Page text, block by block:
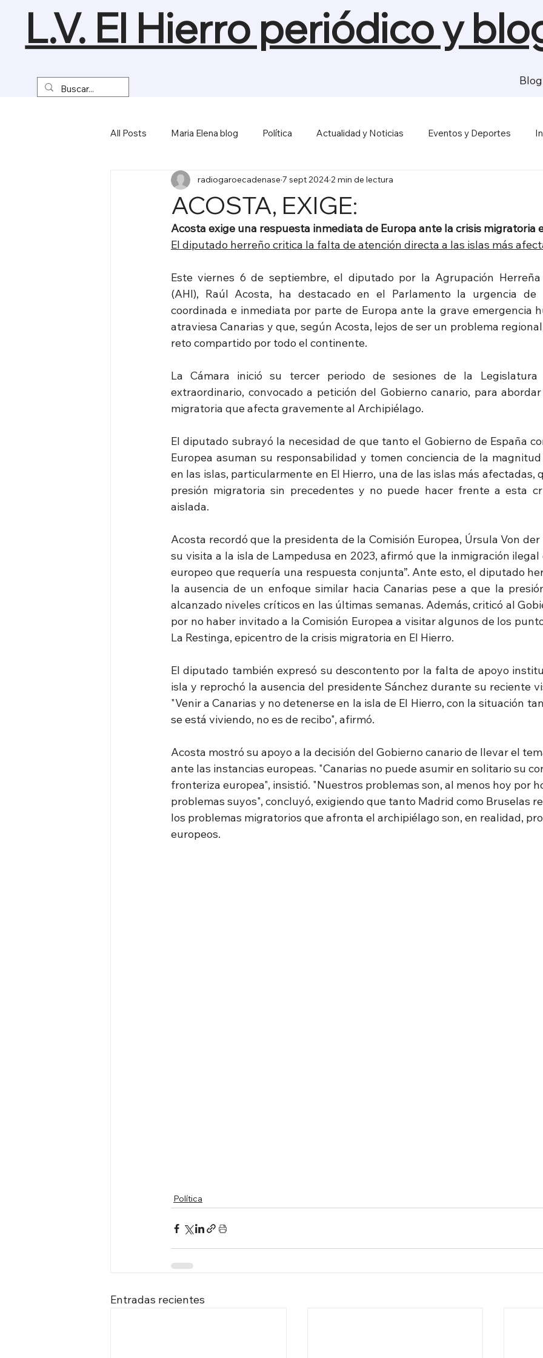
Blog
L.V. El Hierro periódico y
All Posts Maria Elena blog Política Actualidad y Noticias Eventos y Deportes
Turismo y Naturaleza Empresas y Economía Salud y Bienestar
Miscelánea
ACOSTA, EXIGE:
radiogaroecadenase 7 sept 20242 min de lectura
Acosta exige una respuesta inmediata de Europa ante la crisis migratoria
El diputado herreño critica la falta de atención directa a las islas más
Este viernes 6 de septiembre, el diputado por la Agrupación
(AHI), Raúl Acosta, ha destacado en el Parlamento la urgencia de
coordinada e inmediata por parte de Europa ante la grave emergencia
atraviesa Canarias y que, según Acosta, lejos de ser un problema
reto compartido por todo el continente.
La Cámara inició su tercer periodo de sesiones de la
extraordinario, convocado a petición del Gobierno canario, para
migratoria que afecta gravemente al Archipiélago.
El diputado subrayó la necesidad de que tanto el Gobierno de España
Europea asuman su responsabilidad y tomen conciencia de la
en las islas, particularmente en El Hierro, una de las islas más afectadas,
presión migratoria sin precedentes y no puede hacer frente a esta
aislada.
Acosta recordó que la presidenta de la Comisión Europea, Úrsula Von
su visita a la isla de Lampedusa en 2023, afirmó que la inmigración ilegal
europeo que requería una respuesta conjunta”. Ante esto, el diputado
la ausencia de un enfoque similar hacia Canarias pese a que la
alcanzado niveles críticos en las últimas semanas. Además, criticó al
por no haber invitado a la Comisión Europea a visitar algunos de los
La Restinga, epicentro de la crisis migratoria en El Hierro.
El diputado también expresó su descontento por la falta de apoyo
isla y reprochó la ausencia del presidente Sánchez durante su reciente
"Venir a Canarias y no detenerse en la isla de El Hierro, con la situación
se está viviendo, no es de recibo", afirmó.
Acosta mostró su apoyo a la decisión del Gobierno canario de llevar el
ante las instancias europeas. "Canarias no puede asumir en solitario su
fronteriza europea", insistió. "Nuestros problemas son, al menos hoy por
problemas suyos", concluyó, exigiendo que tanto Madrid como Bruselas
los problemas migratorios que afronta el archipiélago son, en realidad,
europeos.
Política
Entradas recientes